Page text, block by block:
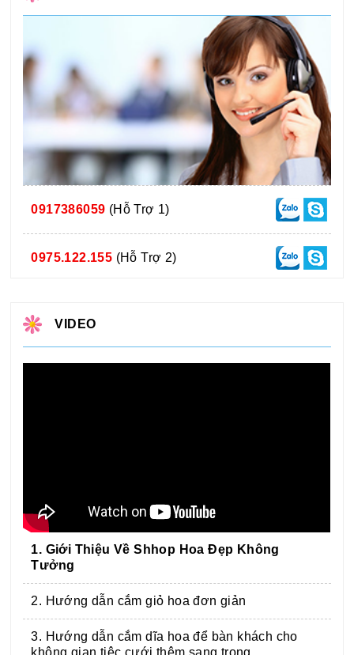
0917386059 (Hỗ Trợ 1)
0975.122.155 (Hỗ Trợ 2)
VIDEO
1. Giới Thiệu Về Shhop Hoa Đẹp Không
Tưởng
2. Hướng dẫn cắm giỏ hoa đơn giản
3. Hướng dẫn cắm dĩa hoa để bàn khách cho